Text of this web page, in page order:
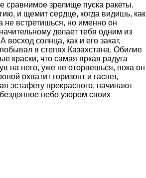
сравнимое зрелище пуска ракеты.
и щемит сердце, когда видишь, как
не встретишься, но именно он
делает тебя одним из
солнца, как и его закат,
в степях Казахстана. Обилие
краски, что самая яркая радуга
на него, уже не оторвешься, пока он
охватит горизонт и гаснет,
эстафету прекрасного, начинают
небо узором своих